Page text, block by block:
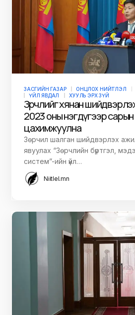
ЗАСГИЙН ГАЗАР ОНЦЛОХ НИЙТЛЭЛ
ҮЙЛ ЯВДАЛ
ХУУЛЬ ЭРХ ЗҮЙ
Зөрчлийг хянан
2023 оны нэгдүгээр сарын
цахимжуулна
Зөрчил шалган шийдвэрлэх
явуулах “Зөрчлийн бүртгэл,
систем”-ийн үйл…
Niitlel.mn